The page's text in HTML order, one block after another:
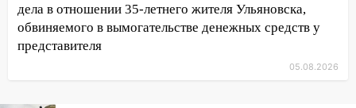
17:05 «Обыск» по видеосвязи: в
Ульяновске задержали 19-летнюю
дела в отношении 35-летнего жителя Ульяновска,
обвиняемого в вымогательстве денежных средств у
представителя
05.08.2026